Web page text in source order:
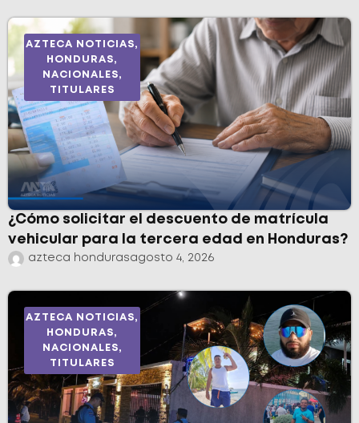
AZTECA NOTICIAS,
HONDURAS,
NACIONALES,
TITULARES
¿Cómo solicitar el descuento de matrícula
vehicular para la tercera edad en Honduras?
azteca hondurasagosto 4, 2026
AZTECA NOTICIAS,
HONDURAS,
NACIONALES,
TITULARES